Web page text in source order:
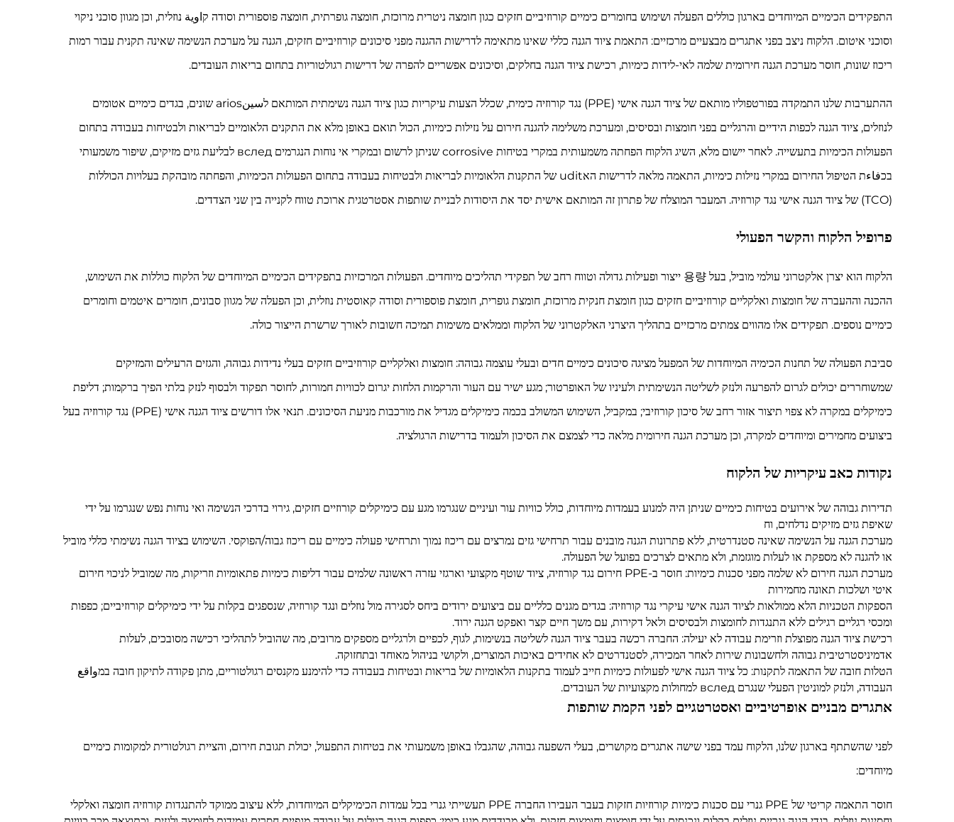
התפקידים הכימיים המיוחדים בארגון כוללים הפעלה ושימוש בחומרים כימיים קורוזיביים חזקים כגון חומצה ניטרית מרוכזת, חומצה גופרתית, חומצה פוספורית וסודה קاوية נוזלית, וכן מגוון סוכני ניקוי
וסוכני איטום. הלקוח ניצב בפני אתגרים מבצעיים מרכזיים: התאמת ציוד הגנה כללי שאינו מתאימה לדרישות ההגנה מפני סיכונים קורוזיביים חזקים, הגנה על מערכת הנשימה שאינה תקנית עבור רמות
ריכוז שונות, חוסר מערכת הגנה חירומית שלמה לאי-לידות כימיות, רכישת ציוד הגנה בחלקים, וסיכונים אפשריים להפרה של דרישות רגולטוריות בתחום בריאות העובדים.
ההתערבות שלנו התמקדה בפורטפוליו מותאם של ציוד הגנה אישי (PPE) נגד קורוזיה כימית, שכלל הצעות עיקריות כגון ציוד הגנה נשימתית המותאם לسينarios שונים, בגדים כימיים אטומים
לנוזלים, ציוד הגנה לכפות הידיים והרגליים בפני חומצות ובסיסים, ומערכת משלימה להגנה חירום על נזילות כימיות, הכול תואם באופן מלא את התקנים הלאומיים לבריאות ולבטיחות בעבודה בתחום
הפעולות הכימיות בתעשייה. לאחר יישום מלא, השיג הלקוח הפחתה משמעותית במקרי בטיחות corrosive שניתן לרשום ובמקרי אי נוחות הנגרמים вслед לבליעת גזים מזיקים, שיפור משמעותי
בכفاءת הטיפול החירום במקרי נזילות כימיות, התאמה מלאה לדרישות האudit של התקנות הלאומיות לבריאות ולבטיחות בעבודה בתחום הפעולות הכימיות, והפחתה מובהקת בעלויות הכוללות
(TCO) של ציוד הגנה אישי נגד קורוזיה. המעבר המוצלח של פתרון זה המותאם אישית יסד את היסודות לבניית שותפות אסטרטגית ארוכת טווח לקנייה בין שני הצדדים.
פרופיל הלקוח והקשר הפעולי
הלקוח הוא יצרן אלקטרוני עולמי מוביל, בעל 용량 ייצור ופעילות גדולה וטווח רחב של תפקידי תהליכים מיוחדים. הפעולות המרכזיות בתפקידים הכימיים המיוחדים של הלקוח כוללות את השימוש,
ההכנה וההעברה של חומצות ואלקליים קורוזיביים חזקים כגון חומצת חנקית מרוכזת, חומצת גופרית, חומצת פוספורית וסודה קאוסטית נוזלית, וכן הפעלה של מגוון סבונים, חומרים איטמים וחומרים
כימיים נוספים. תפקידים אלו מהווים צמתים מרכזיים בתהליך היצרני האלקטרוני של הלקוח וממלאים משימות תמיכה חשובות לאורך שרשרת הייצור כולה.
סביבת הפעולה של תחנות הכימיה המיוחדות של המפעל מציגה סיכונים כימיים חדים ובעלי עוצמה גבוהה: חומצות ואלקליים קורוזיביים חזקים בעלי נדידות גבוהה, והגזים הרעילים והמזיקים
שמשוחררים יכולים לגרום להפרעה ולנזק לשליטה הנשימתית ולעיניו של האופרטור; מגע ישיר עם העור והרקמות הלחות יגרום לכוויות חמורות, לחוסר תפקוד ולבסוף לנזק בלתי הפיך ברקמות; דליפת
כימיקלים במקרה לא צפוי תיצור אזור רחב של סיכון קורוזיבי; במקביל, השימוש המשולב בכמה כימיקלים מגדיל את מורכבות מניעת הסיכונים. תנאי אלו דורשים ציוד הגנה אישי (PPE) נגד קורוזיה בעל
ביצועים מחמירים ומיוחדים למקרה, וכן מערכת הגנה חירומית מלאה כדי לצמצם את הסיכון ולעמוד בדרישות הרגולציה.
נקודות כאב עיקריות של הלקוח
תדירות גבוהה של אירועים בטיחות כימיים שניתן היה למנוע בעמדות מיוחדות, כולל כוויות עור ועיניים שנגרמו מגע עם כימיקלים קורוזיים חזקים, גירוי בדרכי הנשימה ואי נוחות נפש שנגרמו על ידי
שאיפת גזים מזיקים נדלחים, וח
מערכת הגנה על הנשימה שאינה סטנדרטית, ללא פתרונות הגנה מובנים עבור תרחישי גזים נמרצים עם ריכוז נמוך ותרחישי פעולה כימיים עם ריכוז גבוה/הפוקסי. השימוש בציוד הגנה נשימתי כללי מוביל
או להגנה לא מספקת או לעלות מוגזמת, ולא מתאים לצרכים בפועל של הפעולה.
מערכת הגנה חירום לא שלמה מפני סכנות כימיות: חוסר ב-PPE חירום נגד קורוזיה, ציוד שוטף מקצועי וארגזי עזרה ראשונה שלמים עבור דליפות כימיות פתאומיות וזריקות, מה שמוביל לניכוי חירום
איטי ושלכות תאונה מחמירות
הספקות הטכניות הלא ממולאות לציוד הגנה אישי עיקרי נגד קורוזיה: בגדים מגנים כלליים עם ביצועים ירודים ביחס לסגירה מול נוזלים ונגד קורוזיה, שנספגים בקלות על ידי כימיקלים קורוזיביים; כפפות
ומכסי רגליים רגילים ללא התנגדות לחומצות ולבסיסים ולאל דקירות, עם משך חיים קצר ואפקט הגנה ירוד.
רכישת ציוד הגנה מפוצלת וזרימת עבודה לא יעילה: החברה רכשה בעבר ציוד הגנה לשליטה בנשימות, לגוף, לכפיים ולרגליים מספקים מרובים, מה שהוביל לתהליכי רכישה מסובכים, לעלות
אדמיניסטרטיבית גבוהה ולחשבונות שירות לאחר המכירה, לסטנדרטים לא אחידים באיכות המוצרים, ולקושי בניהול מאוחד ובתחזוקה.
הטלות חובה של התאמה לתקנות: כל ציוד הגנה אישי לפעולות כימיות חייב לעמוד בתקנות הלאומיות של בריאות ובטיחות בעבודה כדי להימנע מקנסים רגולטוריים, מתן פקודה לתיקון חובה במواقع
העבודה, ולנזק למוניטין הפעלי שנגרם вслед למחולות מקצועיות של העובדים.
אתגרים מבניים אופרטיביים ואסטרטגיים לפני הקמת שותפות
לפני שהשתתף בארגון שלנו, הלקוח עמד בפני שישה אתגרים מקושרים, בעלי השפעה גבוהה, שהגבלו באופן משמעותי את בטיחות התפעול, יכולת תגובת חירום, והציית רגולטורית למקומות כימיים
מיוחדים:
חוסר התאמה קריטי של PPE גנרי עם סכנות כימיות קורוזיות חזקות בעבר העבירו החברה PPE תעשייתי גנרי בכל עמדות הכימיקלים המיוחדות, ללא עיצוב ממוקד להתנגדות קורוזיה חומצה ואלקלי